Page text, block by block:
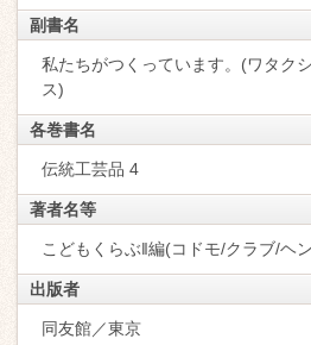
副書名
私たちがつくっています。(ワタク
ス)
各巻書名
伝統工芸品 4
著者名等
こどもくらぶ‖編(コドモ/クラブ/ヘ
出版者
同友館／東京